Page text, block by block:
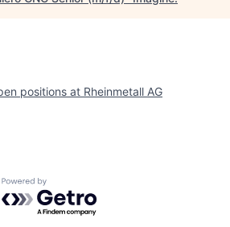
positions at Rheinmetall AG
Powered by Getro.com